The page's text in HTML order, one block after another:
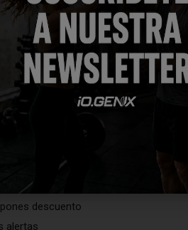
una aquí
personales
por abono
descuento
alertas